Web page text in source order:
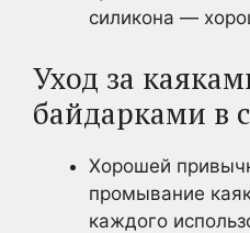
силикона —
Уход за
байдарками в
Хорошей
промывание
каждого